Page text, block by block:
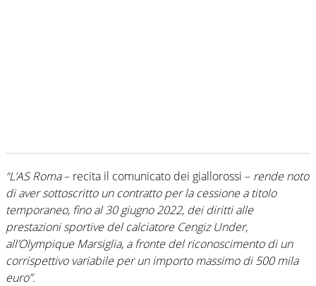
“L’AS Roma– recita il comunicato dei giallorossi – rende noto
di aver sottoscritto un contratto per la cessione a titolo
temporaneo, fino al 30 giugno 2022, dei diritti alle
prestazioni sportive del calciatore Cengiz Under,
all’Olympique Marsiglia, a fronte del riconoscimento di un
corrispettivo variabile per un importo massimo di 500 mila
euro”.